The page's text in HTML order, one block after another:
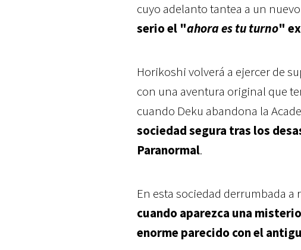
cuyo adelanto tantea a un
serio el "ahora es tu turno"
Horikoshi volverá a ejercer de
con una aventura original que
cuando Deku abandona la
sociedad segura tras los
Paranormal.
En esta sociedad derrumbada a
cuando aparezca una
enorme parecido con el